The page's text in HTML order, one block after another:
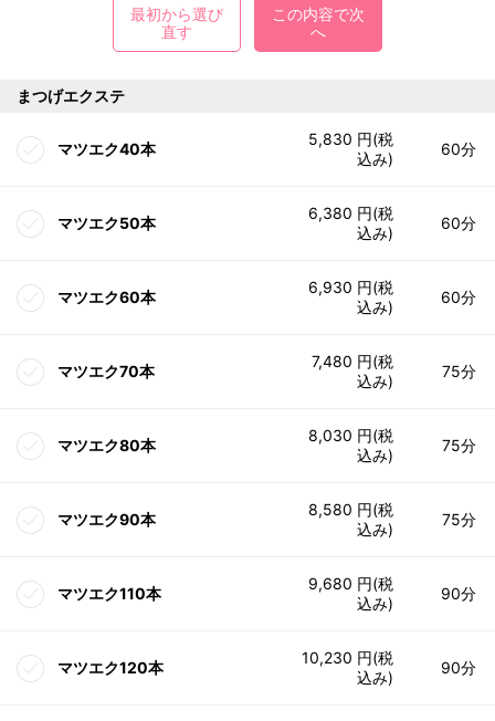
最初から選び
直す
この内容で次
へ
まつげエクステ
マツエク40本
5,830 円(税
込み)
60分
マツエク50本
6,380 円(税
込み)
60分
マツエク60本
6,930 円(税
込み)
60分
マツエク70本
7,480 円(税
込み)
75分
マツエク80本
8,030 円(税
込み)
75分
マツエク90本
8,580 円(税
込み)
75分
マツエク110本
9,680 円(税
込み)
90分
マツエク120本
10,230 円(税
込み)
90分